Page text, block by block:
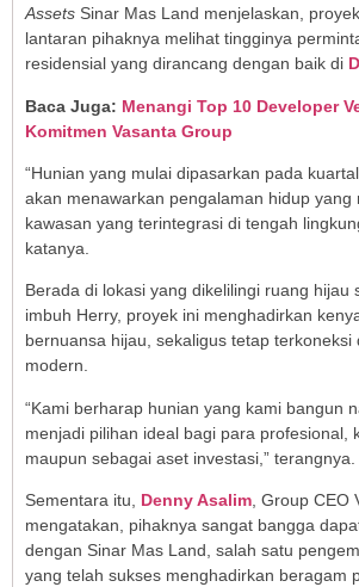
Assets Sinar Mas Land menjelaskan,
lantaran pihaknya melihat tingginya
residensial yang dirancang dengan baik di
Baca Juga: Menangi Top 10 Developer
Komitmen Vasanta Group
“Hunian yang mulai dipasarkan pada
akan menawarkan pengalaman hidup yang
kawasan yang terintegrasi di tengah
katanya.
Berada di lokasi yang dikelilingi ruang hijau
imbuh Herry, proyek ini menghadirkan
bernuansa hijau, sekaligus tetap terkoneksi
modern.
“Kami berharap hunian yang kami bangun
menjadi pilihan ideal bagi para profesional,
maupun sebagai aset investasi,” terangnya.
Sementara itu, Denny Asalim, Group CEO
mengatakan, pihaknya sangat bangga
dengan Sinar Mas Land, salah satu
yang telah sukses menghadirkan beragam